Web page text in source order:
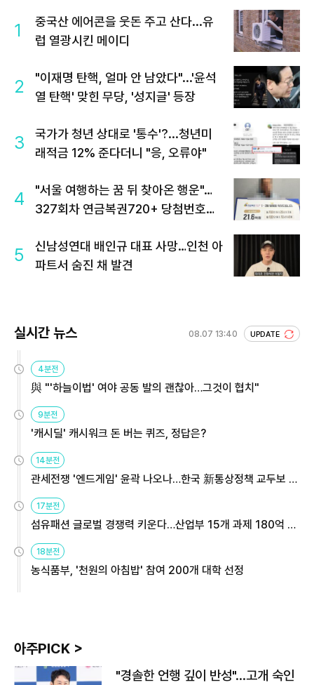
1
중국산 에어콘을 웃돈 주고 산다...유
럽 열광시킨 메이디
2
"이재명 탄핵, 얼마 안 남았다"...'윤석
열 탄핵' 맞힌 무당, '성지글' 등장
3
국가가 청년 상대로 '통수'?...청년미
래적금 12% 준다더니 "응, 오류야"
4
"서울 여행하는 꿈 뒤 찾아온 행운"…
327회차 연금복권720+ 당첨번호조
5
신남성연대 배인규 대표 사망…인천 아
파트서 숨진 채 발견
실시간 뉴스 08.07 13:40 UPDATE
4분전
與 "'하늘이법' 여야 공동 발의 괜찮아…그것이 협치"
9분전
'캐시딜' 캐시워크 돈 버는 퀴즈, 정답은?
14분전
관세전쟁 '엔드게임' 윤곽 나오나…한국 新통상정책 교두보 활
17분전
섬유패션 글로벌 경쟁력 키운다…산업부 15개 과제 180억 지
18분전
농식품부, '천원의 아침밥' 참여 200개 대학 선정
아주PICK >
"경솔한 언행 깊이 반성"…고개 숙인